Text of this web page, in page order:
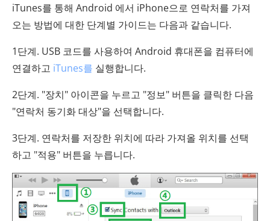
iTunes를 통해 Android 에서 iPhone으로 연락처를 가져
오는 방법에 대한 단계별 가이드는 다음과 같습니다.
1단계. USB 코드를 사용하여 Android 휴대폰을 컴퓨터에
연결하고 iTunes를 실행합니다.
2단계. "장치" 아이콘을 누르고 "정보" 버튼을 클릭한 다음
"연락처 동기화 대상"을 선택합니다.
3단계. 연락처를 저장한 위치에 따라 가져올 위치를 선택
하고 "적용" 버튼을 누릅니다.